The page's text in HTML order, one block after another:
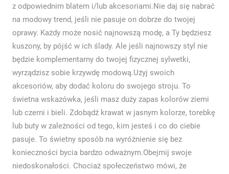
z odpowiednim blatem i/lub akcesoriami.Nie daj się nabrać
na modowy trend, jeśli nie pasuje on dobrze do twojej
oprawy. Każdy może nosić najnowszą modę, a Ty będziesz
kuszony, by pójść w ich ślady. Ale jeśli najnowszy styl nie
będzie komplementarny do twojej fizycznej sylwetki,
wyrządzisz sobie krzywdę modową.Użyj swoich
akcesoriów, aby dodać koloru do swojego stroju. To
świetna wskazówka, jeśli masz duży zapas kolorów ziemi
lub czerni i bieli. Zdobądź krawat w jasnym kolorze, torebkę
lub buty w zależności od tego, kim jesteś i co do ciebie
pasuje. To świetny sposób na wyróżnienie się bez
konieczności bycia bardzo odważnym.Obejmij swoje
niedoskonałości. Chociaż społeczeństwo mówi, że